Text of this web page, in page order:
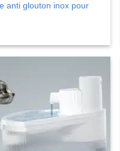
anti glouton inox pour